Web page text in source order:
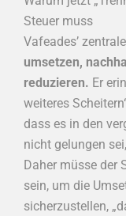
Steuer muss
Vafeades’
umsetzen,
reduzieren. Er
weiteres
dass es in den
nicht gelungen
Daher müsse der
sein, um die
sicherzustellen,